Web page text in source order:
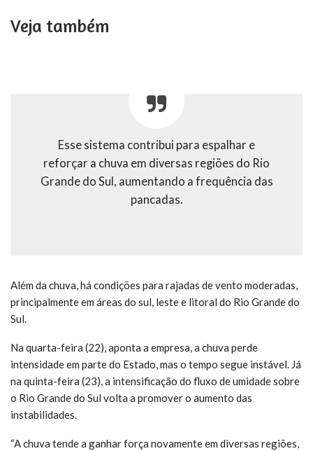
Veja também
Esse sistema contribui para espalhar e
reforçar a chuva em diversas regiões do Rio
Grande do Sul, aumentando a frequência das
pancadas.
Além da chuva, há condições para rajadas de vento moderadas,
principalmente em áreas do sul, leste e litoral do Rio Grande do
Sul.
Na quarta-feira (22), aponta a empresa, a chuva perde
intensidade em parte do Estado, mas o tempo segue instável. Já
na quinta-feira (23), a intensificação do fluxo de umidade sobre
o Rio Grande do Sul volta a promover o aumento das
instabilidades.
“A chuva tende a ganhar força novamente em diversas regiões,